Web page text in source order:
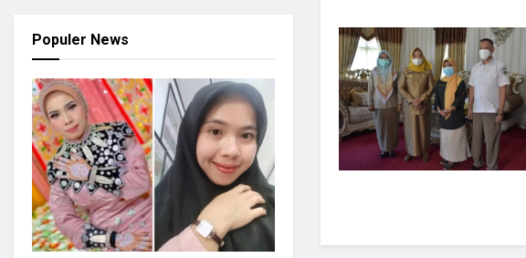
Populer News